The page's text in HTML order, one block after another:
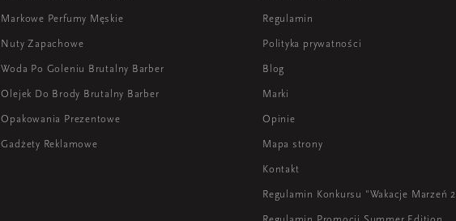
Markowe Perfumy Męskie
Nuty Zapachowe
Woda Po Goleniu Brutalny Barber
Olejek Do Brody Brutalny Barber
Opakowania Prezentowe
Gadżety Reklamowe
Regulamin
Polityka prywatności
Blog
Marki
Opinie
Mapa strony
Kontakt
Regulamin Konkursu "Wakacje Marzeń